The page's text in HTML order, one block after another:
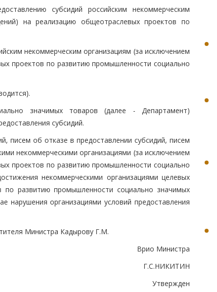
субсидий российским некоммерческим
на реализацию общеотраслевых проектов по
некоммерческим организациям (за исключением
проектов по развитию промышленности социально
значимых товаров (далее - Департамент)
субсидий.
писем об отказе в предоставлении субсидий, писем
некоммерческими организациями (за исключением
проектов по развитию промышленности социально
некоммерческими организациями целевых
по развитию промышленности социально значимых
нарушения организациями условий предоставления
Министра Кадырову Г.М.
Врио Министра
Г.С.НИКИТИН
Утвержден